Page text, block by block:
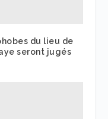
du lieu de
seront jugés